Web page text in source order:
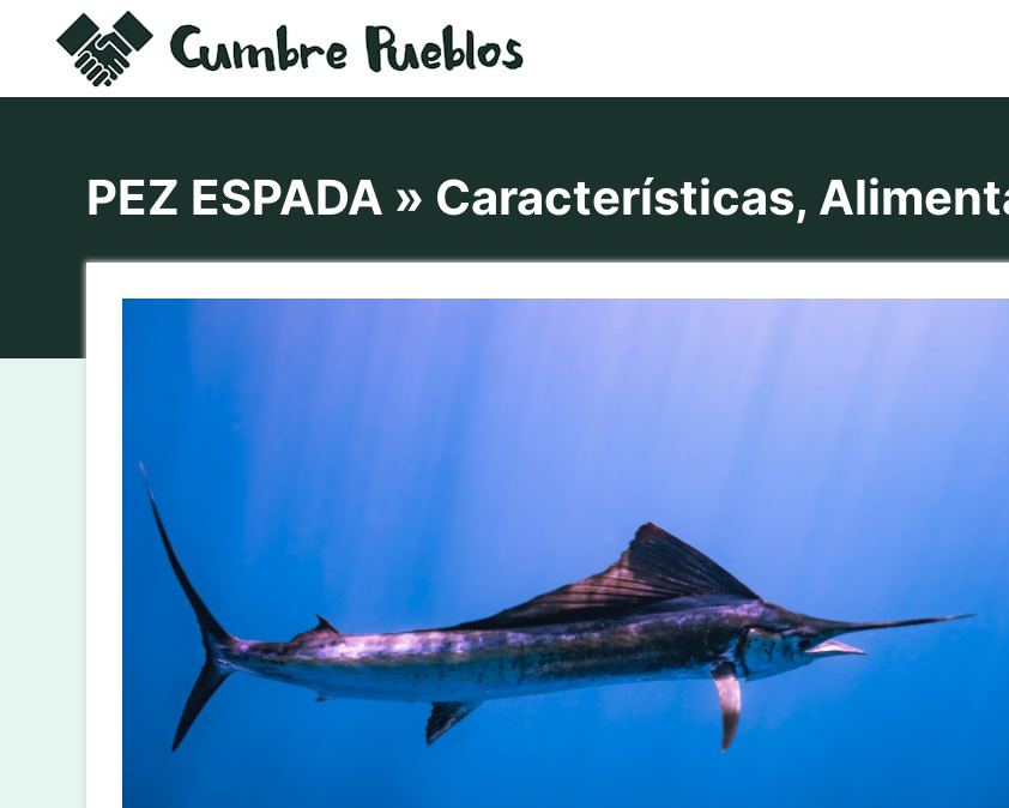
contenido
PEZ ESPADA » Características,